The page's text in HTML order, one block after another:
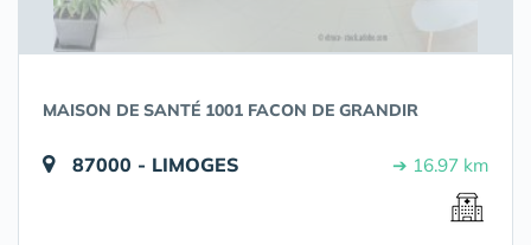
MAISON DE SANTÉ 1001 FACON DE GRANDIR
87000 - LIMOGES ➔ 16.97 km